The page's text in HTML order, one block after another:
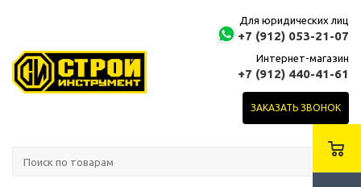
Для юридических лиц
+7 (912) 053-21-07
Интернет-магазин
+7 (912) 440-41-61
ЗАКАЗАТЬ ЗВОНОК